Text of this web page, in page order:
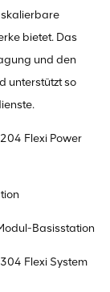
skalierbare
bietet. Das
und den
unterstützt so
Flexi Power
Basisstation
Flexi System